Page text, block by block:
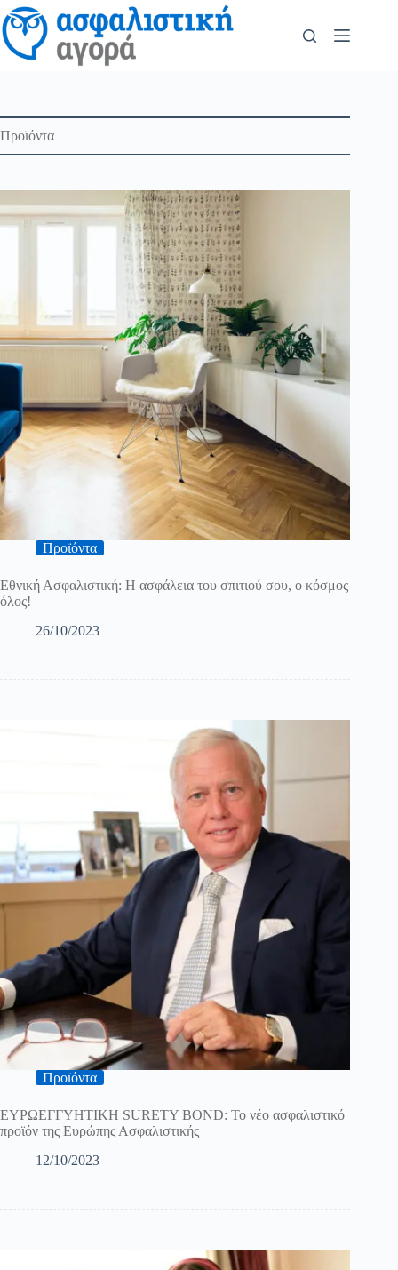
Προϊόντα
Προϊόντα
Εθνική Ασφαλιστική: Η ασφάλεια του σπιτιού σου, ο κόσμος
όλος!
26/10/2023
Προϊόντα
ΕΥΡΩΕΓΓΥΗΤΙΚΗ SURETY BOND: Το νέο ασφαλιστικό
προϊόν της Ευρώπης Ασφαλιστικής
12/10/2023